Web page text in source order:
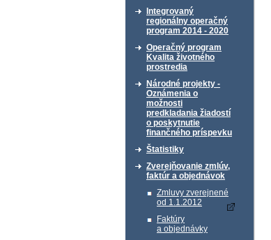
Integrovaný
regionálny operačný
program 2014 - 2020
Operačný program
Kvalita životného
prostredia
Národné projekty -
Oznámenia o
možnosti
predkladania žiadostí
o poskytnutie
finančného príspevku
Štatistiky
Zverejňovanie zmlúv,
faktúr a objednávok
Zmluvy zverejnené
od 1.1.2012
Faktúry
a objednávky